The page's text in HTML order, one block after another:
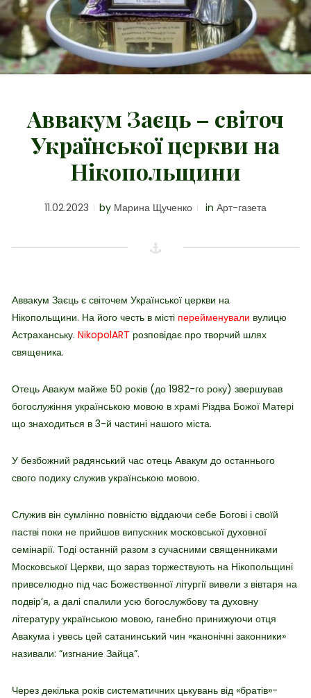
Аввакум Заєць – світоч
Української церкви на
Нікопольщини
11.02.2023 by Марина Щученко in Арт-газета
Аввакум Заєць є світочем Української церкви на
Нікопольщини. На його честь в місті перейменували вулицю
Астраханську. NikopolART розповідає про творчий шлях
священика.
Отець Авакум майже 50 років (до 1982-го року) звершував
богослужіння українською мовою в храмі Різдва Божої Матері
що знаходиться в 3-й частині нашого міста.
У безбожний радянський час отець Авакум до останнього
свого подиху служив українською мовою.
Служив він сумлінно повністю віддаючи себе Богові і своїй
пастві поки не прийшов випускник московської духовної
семінарії. Тоді останній разом з сучасними священниками
Московської Церкви, що зараз торжествують на Нікопольщині
привселюдно під час Божественної літургії вивели з вівтаря на
подвір’я, а далі спалили усю богослужбову та духовну
літературу українською мовою, ганебно принижуючи отця
Авакума і увесь цей сатанинський чин «канонічні законники»
називали: “изгнание Зайца”.
Через декілька років систематичних цькувань від «братів»-